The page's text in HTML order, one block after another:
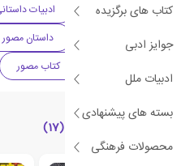
کتاب های برگزیده
جوایز ادبی
ادبیات ملل
بسته های پیشنهادی
محصولات فرهنگی
داستان فانتزی ادبیات
ادبیات نوجوان
داستان مصور
کتاب مصور
کتاب های مرتبط با ایلیا (17)